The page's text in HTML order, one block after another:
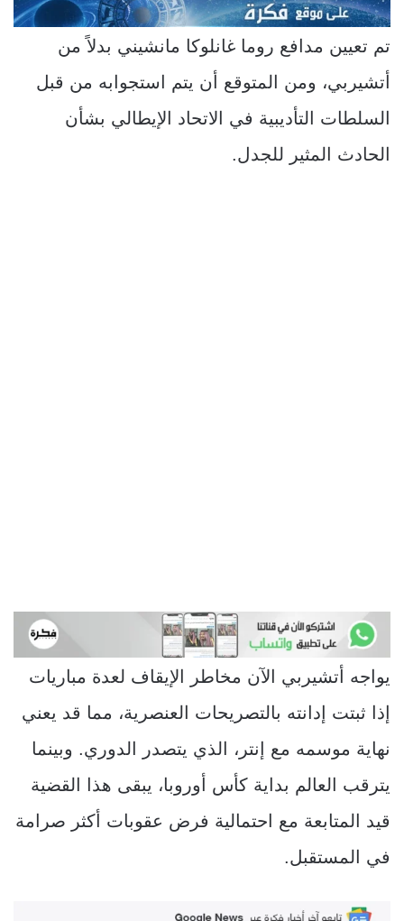
تم تعيين مدافع روما غانلوكا مانشيني بدلاً من
أتشيربي، ومن المتوقع أن يتم استجوابه من قبل
السلطات التأديبية في الاتحاد الإيطالي بشأن
الحادث المثير للجدل.
يواجه أتشيربي الآن مخاطر الإيقاف لعدة مباريات
إذا ثبتت إدانته بالتصريحات العنصرية، مما قد يعني
نهاية موسمه مع إنتر، الذي يتصدر الدوري. وبينما
يترقب العالم بداية كأس أوروبا، يبقى هذا القضية
قيد المتابعة مع احتمالية فرض عقوبات أكثر صرامة
في المستقبل.